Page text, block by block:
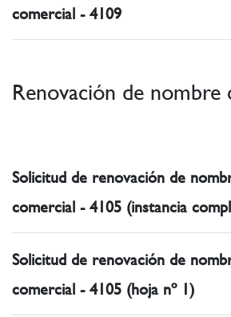
comercial - 4109
Renovación de nombre
Solicitud de renovación de
comercial - 4105 (instancia
Solicitud de renovación de
comercial - 4105 (hoja nº 1)